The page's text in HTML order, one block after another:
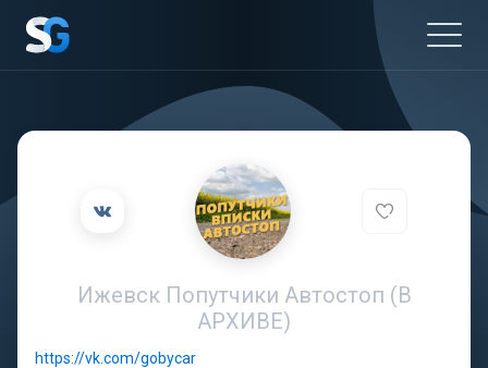
Ижевск Попутчики Автостоп (В
АРХИВЕ)
https://vk.com/gobycar